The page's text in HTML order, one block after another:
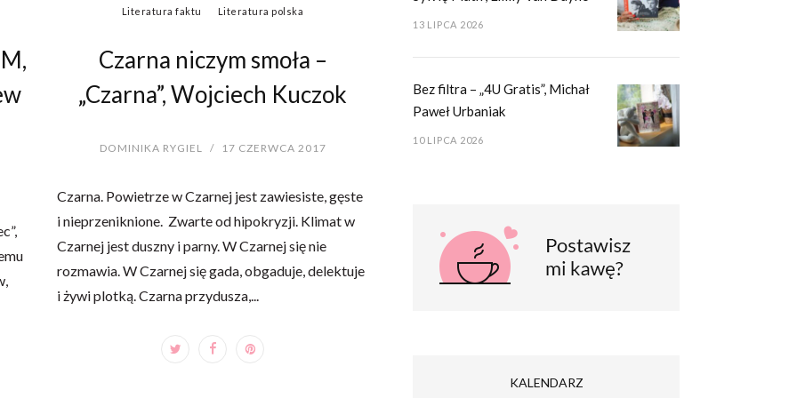
Literatura faktu Literatura polska
Czarna niczym smoła –
„Czarna”, Wojciech Kuczok
DOMINIKA RYGIEL / 17 CZERWCA 2017
Czarna. Powietrze w Czarnej jest zawiesiste, gęste
i nieprzeniknione. Zwarte od hipokryzji. Klimat w
Czarnej jest duszny i parny. W Czarnej się nie
rozmawia. W Czarnej się gada, obgaduje, delektuje
i żywi plotką. Czarna przydusza,...
13 LIPCA 2026
Bez filtra – „4U Gratis”, Michał
Paweł Urbaniak
10 LIPCA 2026
KALENDARZ